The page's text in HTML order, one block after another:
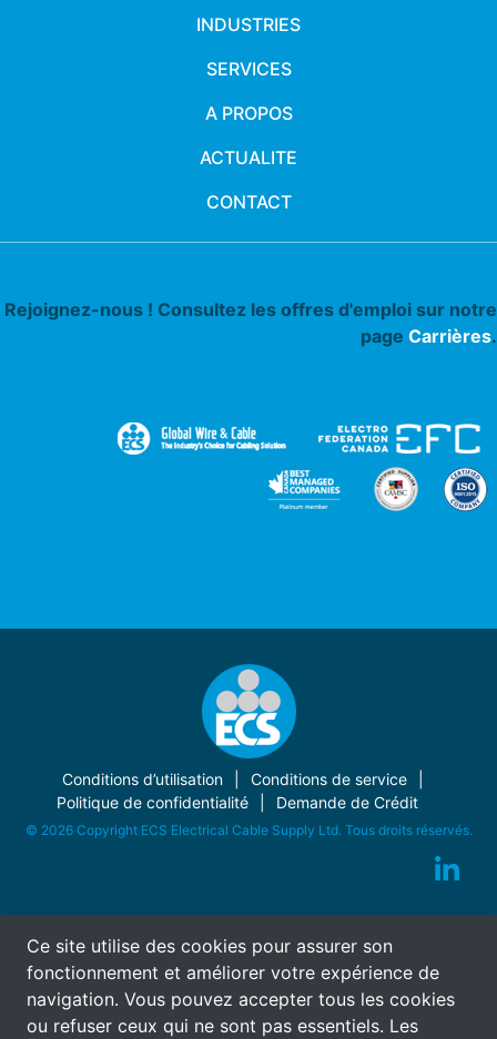
Ce site utilise des cookies pour assurer son
fonctionnement et améliorer votre expérience de
navigation. Vous pouvez accepter tous les cookies
ou refuser ceux qui ne sont pas essentiels. Les
INDUSTRIES
SERVICES
A PROPOS
ACTUALITE
CONTACT
Rejoignez-nous ! Consultez les offres d'emploi sur notre
page Carrières.
Conditions d’utilisation
Conditions de service
Politique de confidentialité
Demande de Crédit
© 2026 Copyright ECS Electrical Cable Supply Ltd. Tous droits réservés.